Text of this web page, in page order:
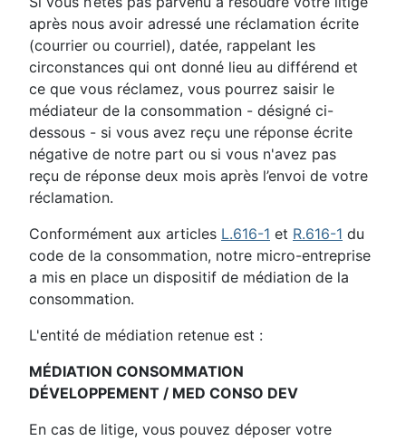
après nous avoir adressé une réclamation écrite
(courrier ou courriel), datée, rappelant les
circonstances qui ont donné lieu au différend et
ce que vous réclamez, vous pourrez saisir le
médiateur de la consommation - désigné ci-
dessous - si vous avez reçu une réponse écrite
négative de notre part ou si vous n'avez pas
reçu de réponse deux mois après l’envoi de votre
réclamation.
Conformément aux articles L.616-1 et R.616-1 du
code de la consommation, notre micro-entreprise
a mis en place un dispositif de médiation de la
consommation.
L'entité de médiation retenue est :
MÉDIATION CONSOMMATION
DÉVELOPPEMENT / MED CONSO DEV
En cas de litige, vous pouvez déposer votre